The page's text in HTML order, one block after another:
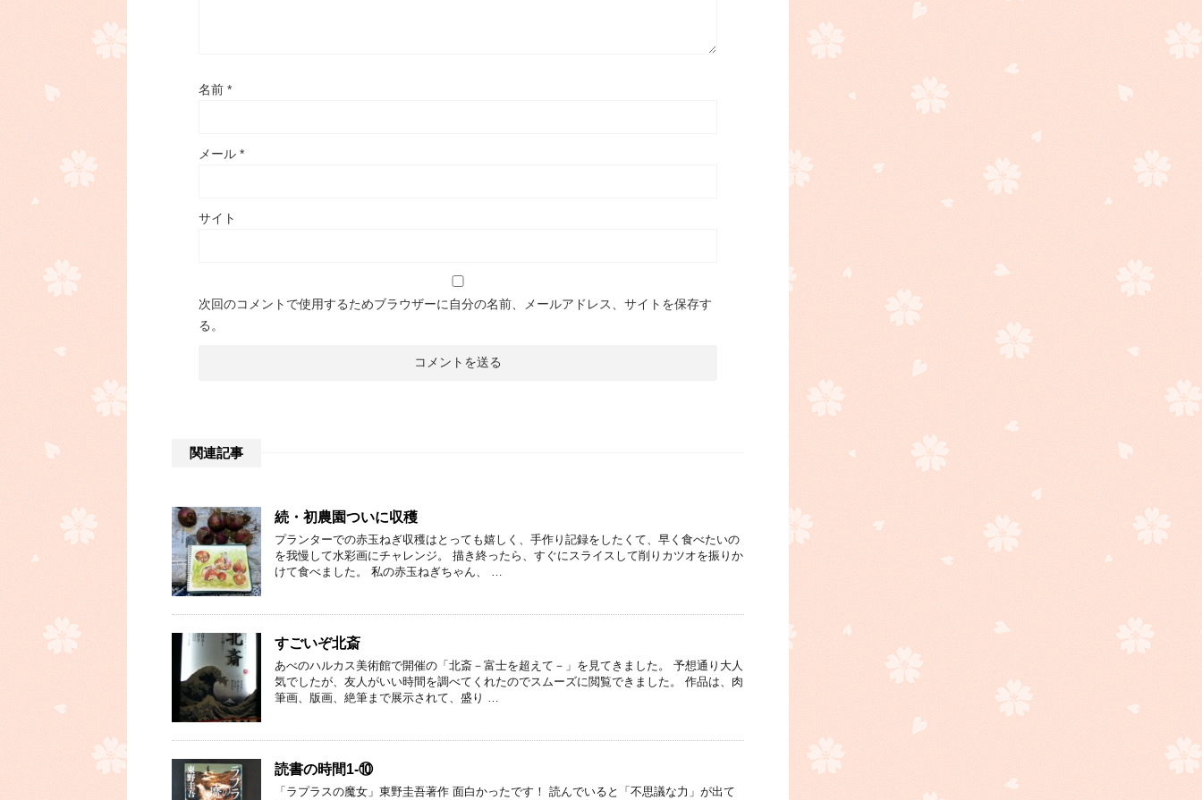
名前 *
メール *
サイト
次回のコメントで使用するためブラウザーに自分の名前、メールアドレス、サイトを保存す
る。
関連記事
続・初農園ついに収穫
プランターでの赤玉ねぎ収穫はとっても嬉しく、手作り記録をしたくて、早く食べたいの
を我慢して水彩画にチャレンジ。 描き終ったら、すぐにスライスして削りカツオを振りか
けて食べました。 私の赤玉ねぎちゃん、 …
すごいぞ北斎
あべのハルカス美術館で開催の「北斎－富士を超えて－」を見てきました。 予想通り大人
気でしたが、友人がいい時間を調べてくれたのでスムーズに閲覧できました。 作品は、肉
筆画、版画、絶筆まで展示されて、盛り …
読書の時間1-⑩
「ラプラスの魔女」東野圭吾著作 面白かったです！ 読んでいると「不思議な力」が出て